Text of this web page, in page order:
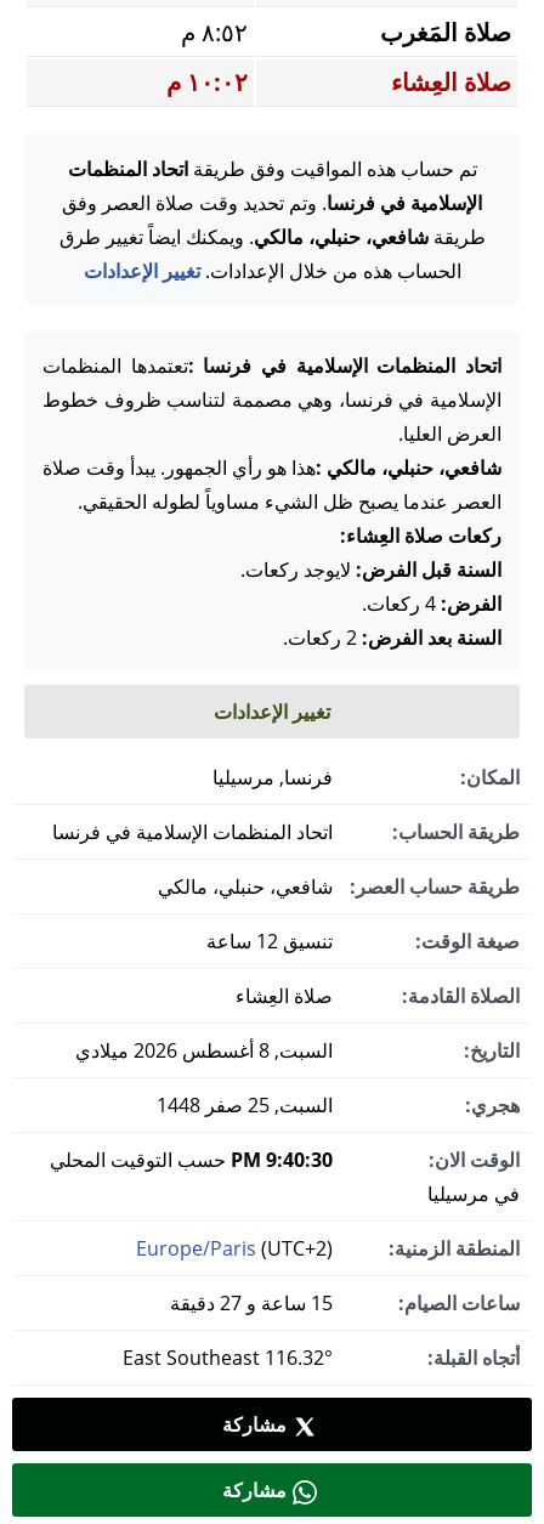
صلاة المَغرب
٨:٥٢ م
صلاة العِشاء
١٠:٠٢ م
تم حساب هذه المواقيت وفق طريقةاتحاد المنظمات
الإسلامية في فرنسا. وتم تحديد وقت صلاة العصر وفق
طريقةشافعي، حنبلي، مالكي. ويمكنك ايضاً تغيير طرق
الحساب هذه من خلال الإعدادات.تغيير الإعدادات
اتحاد المنظمات الإسلامية في فرنسا :تعتمدها المنظمات
الإسلامية في فرنسا، وهي مصممة لتناسب ظروف خطوط
العرض العليا.
شافعي، حنبلي، مالكي :هذا هو رأي الجمهور. يبدأ وقت صلاة
العصر عندما يصبح ظل الشيء مساوياً لطوله الحقيقي.
ركعات صلاة العِشاء:
السنة قبل الفرض: لايوجد ركعات.
الفرض:
السنة بعد الفرض:
تغيير الإعدادات
المكان: فرنسا, مرسيليا
طريقة الحساب: اتحاد المنظمات الإسلامية في فرنسا
طريقة حساب العصر: شافعي، حنبلي، مالكي
صيغة الوقت: تنسيق 12 ساعة
الصلاة القادمة: صلاة العِشاء
التاريخ: السبت, 8 أغسطس 2026 ميلادي
هجري: السبت, 25 صفر 1448
الوقت الان: 9:40:30 PM
حسب التوقيت المحلي
في مرسيليا
المنطقة الزمنية: Europe/Paris (UTC+2)
ساعات الصيام:
أتجاه القبلة:
مشاركة
مشاركة